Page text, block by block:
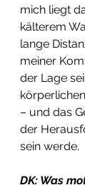
mich liegt
kälterem
lange
meiner
der Lage
– und das
der
sein werde.
DK: Was